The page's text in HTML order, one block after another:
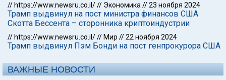
// https://www.newsru.co.il/// Экономика //23 ноября 2024
Трамп выдвинул на пост министра финансов США
Скотта Бессента – сторонника криптоиндустрии
// https://www.newsru.co.il/// Мир //22 ноября 2024
Трамп выдвинул Пэм Бонди на пост генпрокурора США
ВАЖНЫЕ НОВОСТИ